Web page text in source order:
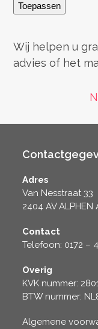
Toepassen
Wij helpen u
advies of het
Adres
Van Nesstraat 33
2404 AV ALPHEN
Contact
Telefoon: 0172 –
Overig
KVK nummer:
BTW nummer:
Algemene